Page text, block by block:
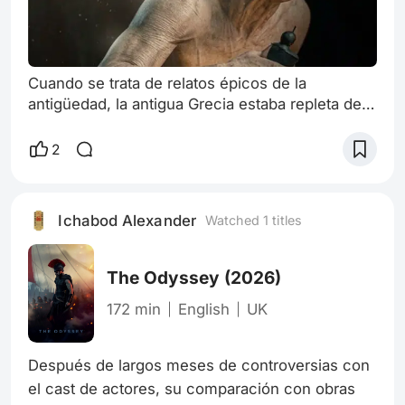
Cuando se trata de relatos épicos de la
antigüedad, la antigua Grecia estaba repleta de
confrontaran a feroces dragones en cuevas,
superhéroes de tiras cómicas nos salvaran de
devoradores de planetas. Existió el mundo de
dioses, monstruos, maldiciones, armas
legendarias y
2
Ichabod Alexander Watched 1 titles
The Odyssey (2026)
172 min English UK
Después de largos meses de controversias con
el cast de actores, su comparación con obras